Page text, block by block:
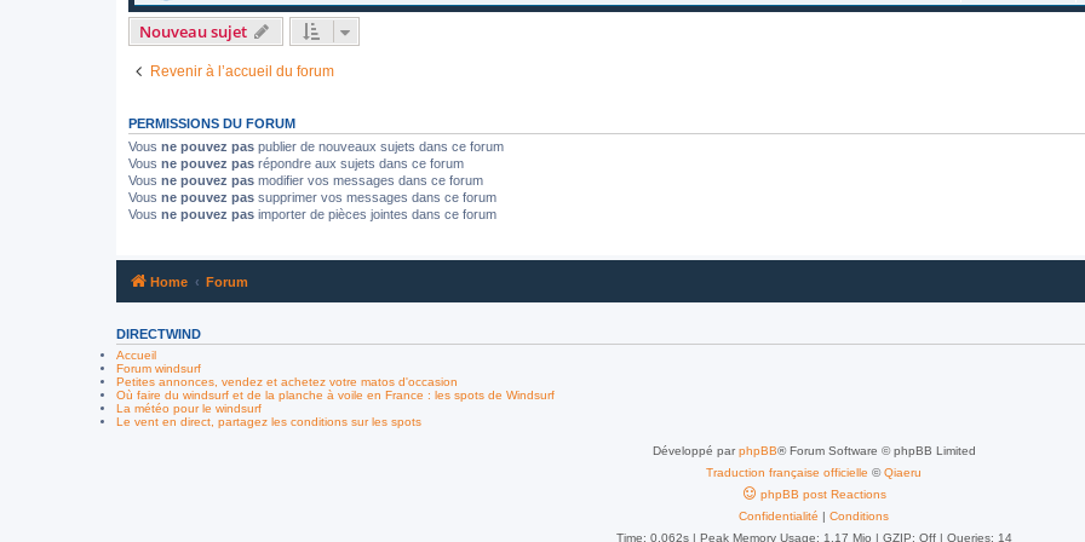
Nouveau sujet
Revenir à l’accueil du forum
PERMISSIONS DU FORUM
Vous ne pouvez pas publier de nouveaux sujets dans ce forum
Vous ne pouvez pas répondre aux sujets dans ce forum
Vous ne pouvez pas modifier vos messages dans ce forum
Vous ne pouvez pas supprimer vos messages dans ce forum
Vous ne pouvez pas importer de pièces jointes dans ce forum
Home Forum
DIRECTWIND
Accueil
Forum windsurf
Petites annonces, vendez et achetez votre matos d'occasion
Où faire du windsurf et de la planche à voile en France : les spots de Windsurf
La météo pour le windsurf
Le vent en direct, partagez les conditions sur les spots
Développé parphpBB® Forum Software © phpBB Limited
Traduction française officielle ©Qiaeru
phpBB post Reactions
Confidentialité | Conditions
Time: 0.062s| Peak Memory Usage: 1.17 Mio | GZIP: Off | Queries: 14